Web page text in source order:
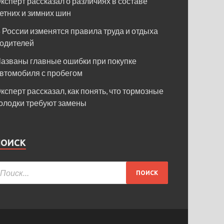
и зимних шин
России изменятся правила труда и отдыха
главные ошибки при покупке
с пробегом
рассказал, как понять, что тормозные
требуют замены